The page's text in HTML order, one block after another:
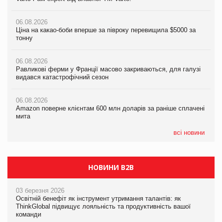
06.08.2026
Ціна на какао-боби вперше за півроку перевищила $5000 за
тонну
06.08.2026
Равликові ферми у Франції масово закриваються, для галузі
видався катастрофічний сезон
06.08.2026
Amazon поверне клієнтам 600 млн доларів за раніше сплачені
мита
всі новини
05.08.2026
Російська атака 5 серпня стала одним із наймасштабніших
05.08.2026
Смачне поповнення дитячого меню: у VARUS з’явилися
05.08.2026
Сергій Лісунов про заморожені хлібобулочні вироби на
06.08.2026
Равликові ферми у Франції масово закриваються, для галузі
видався катастрофічний сезон
06.08.2026
Amazon поверне клієнтам 600 млн доларів за раніше сплачені
мита
05.08.2026
У Євросоюзі набули чинності нові правила щодо штучного
інтелекту
НОВИНИ B2B
03 березня 2026
Освітній бенефіт як інструмент утримання талантів: як
ThinkGlobal підвищує лояльність та продуктивність вашої
команди